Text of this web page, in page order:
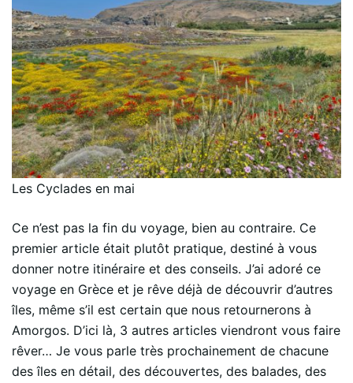
Les Cyclades en mai
Ce n’est pas la fin du voyage, bien au contraire. Ce
premier article était plutôt pratique, destiné à vous
donner notre itinéraire et des conseils. J’ai adoré ce
voyage en Grèce et je rêve déjà de découvrir d’autres
îles, même s’il est certain que nous retournerons à
Amorgos. D’ici là, 3 autres articles viendront vous faire
rêver… Je vous parle très prochainement de chacune
des îles en détail, des découvertes, des balades, des